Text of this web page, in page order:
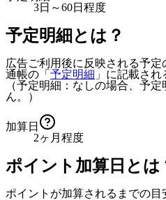
3日～60日程度
予定明細とは？
広告ご利用後に反映される予
通帳の「 予定明細 」に記載され
（予定明細：なしの場合、予
ん。）
加算日
2ヶ月程度
ポイント加算日とは
ポイントが加算されるまでの目